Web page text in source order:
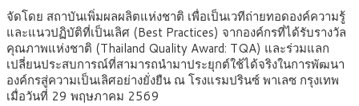
จัดโดย สถาบันเพิ่มผลผลิตแห่งชาติ เพื่อเป็นเวทีถ่ายทอดองค์ความรู้
และแนวปฏิบัติที่เป็นเลิศ (Best Practices) จากองค์กรที่ได้รับรางวัล
คุณภาพแห่งชาติ (Thailand Quality Award: TQA) และร่วมแลก
เปลี่ยนประสบการณ์ที่สามารถนำมาประยุกต์ใช้ได้จริงในการพัฒนา
องค์กรสู่ความเป็นเลิศอย่างยั่งยืน ณ โรงแรมปรินซ์ พาเลซ กรุงเทพ
เมื่อวันที่ 29 พฤษภาคม 2569